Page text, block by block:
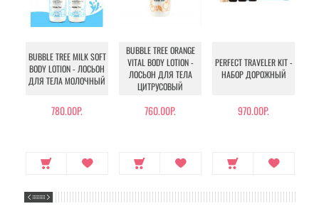
BUBBLE TREE MILK SOFT
BODY LOTION - ЛОСЬОН
ДЛЯ ТЕЛА МОЛОЧНЫЙ
780.00Р.
BUBBLE TREE ORANGE
VITAL BODY LOTION -
ЛОСЬОН ДЛЯ ТЕЛА
ЦИТРУСОВЫЙ
760.00Р.
PERFECT TRAVELER KIT -
НАБОР ДОРОЖНЫЙ
970.00Р.